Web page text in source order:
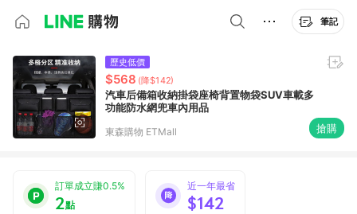
筆記
歷史低價
$568 (降$142)
汽車后備箱收納掛袋座椅背置物袋SUV車載多
功能防水網兜車內用品
東森購物 ETMall 搶購
訂單成立賺0.5%
2點
近一年最省
$142